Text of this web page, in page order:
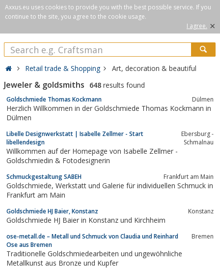
Axxus.eu uses cookies to provide you with the best possible service. If you
continue to the site, you agree to the cookie usage.
I agree. ×
Retail trade & Shopping Art, decoration & beautiful
Jeweler & goldsmiths 648 results found
Goldschmiede Thomas Kockmann Dülmen
Herzlich Willkommen in der Goldschmiede Thomas Kockmann in
Dülmen
Libelle Designwerkstatt | Isabelle Zellmer - Start
libellendesign
Ebersburg -
Schmalnau
Willkommen auf der Homepage von Isabelle Zellmer -
Goldschmiedin & Fotodesignerin
Schmuckgestaltung SABEH Frankfurt am Main
Goldschmiede, Werkstatt und Galerie für individuellen Schmuck in
Frankfurt am Main
Goldschmiede HJ Baier, Konstanz Konstanz
Goldschmiede HJ Baier in Konstanz und Kirchheim
ose-metall.de – Metall und Schmuck von Claudia und Reinhard
Ose aus Bremen
Bremen
Traditionelle Goldschmiedearbeiten und ungewöhnliche
Metallkunst aus Bronze und Kupfer